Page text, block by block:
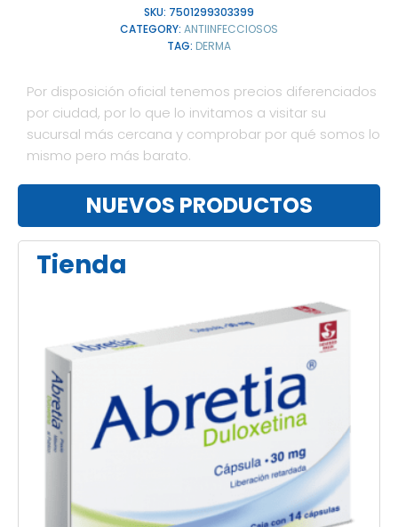
SKU: 7501299303399
CATEGORY: ANTIINFECCIOSOS
TAG: DERMA
Por disposición oficial tenemos precios diferenciados
por ciudad, por lo que lo invitamos a visitar su
sucursal más cercana y comprobar por qué somos lo
mismo pero más barato.
NUEVOS PRODUCTOS
Tienda